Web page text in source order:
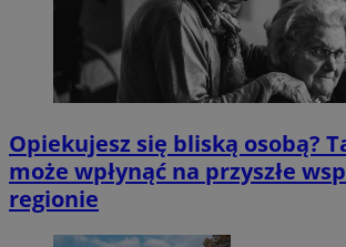
Opiekujesz się bliską osobą?
może wpłynąć na przyszłe
regionie